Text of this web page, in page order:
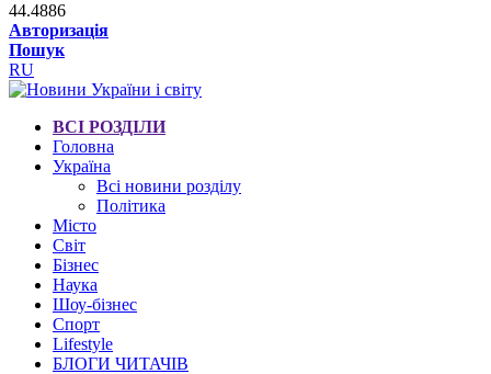
44.4886
Авторизація
Пошук
RU
ВСІ РОЗДІЛИ
Головна
Україна
Всі новини розділу
Політика
Місто
Світ
Бізнес
Наука
Шоу-бізнес
Спорт
Lifestyle
БЛОГИ ЧИТАЧІВ